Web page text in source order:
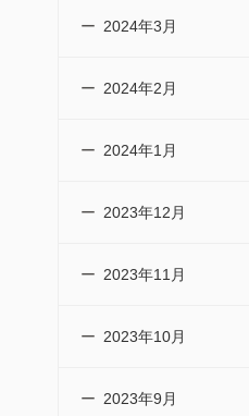
2024年3月
2024年2月
2024年1月
2023年12月
2023年11月
2023年10月
2023年9月